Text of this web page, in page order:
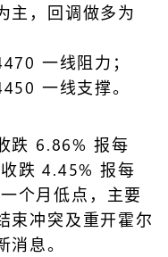
主，回调做多为
一线阻力；
一线支撑。
跌 6.86% 报每
跌 4.45% 报每
个月低点，主要
束冲突及重开霍尔
消息。